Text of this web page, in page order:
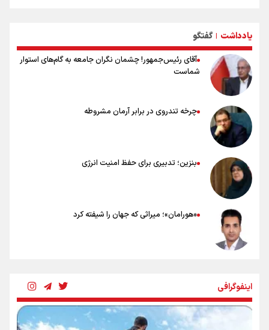
۲۰ نکته دوستانه درباره پیاده روی اربعین و عراقی ها
یادداشت | گفتگو
آقای رئیس‌جمهور! چشمان نگران جامعه به گام‌های استوار
شماست
چرخه تندروی در برابر آرمان مشروطه
بنزین؛ تدبیری برای حفظ امنیت انرژی
«هورامان»؛ میراثی که جهان را شیفته کرد
رسانه ملی و حق مردم برای شنیدن صدای رئیس‌جمهوری
اینفوگرافی